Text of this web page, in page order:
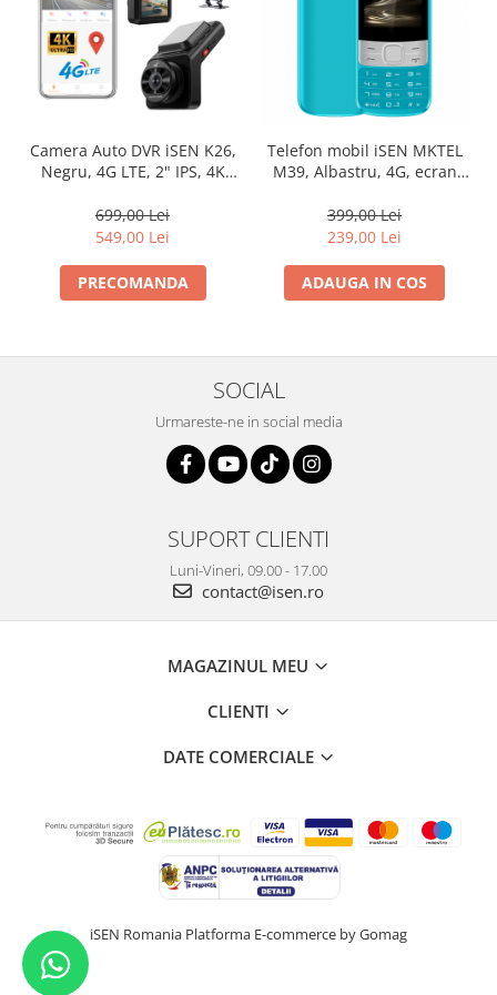
Camera Auto DVR iSEN K26,
Negru, 4G LTE, 2" IPS, 4K
Vizualizare 140°/130°,
Hotspot Wi-Fi, Comunicare
BSD, G-Sensor,
Monitorizare Parcare 24H
699,00 Lei
549,00 Lei
PRECOMANDA
Telefon mobil iSEN MKTEL
M39, Albastru, 4G, ecran
16GB ROM, card TF, camera
2MP + 2MP, Android 12,
399,00 Lei
239,00 Lei
ADAUGA IN COS
SOCIAL
Urmareste-ne in social media
SUPORT CLIENTI
Luni-Vineri, 09.00 - 17.00
contact@isen.ro
MAGAZINUL MEU
CLIENTI
DATE COMERCIALE
iSEN Romania Platforma E-commerce by Gomag